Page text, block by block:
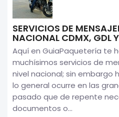
SERVICIOS DE
NACIONAL CDMX, GDL
Aquí en GuiaPaquetería te
muchísimos servicios de
nivel nacional; sin embargo
lo general ocurre en las
pasado que de repente
documentos o...